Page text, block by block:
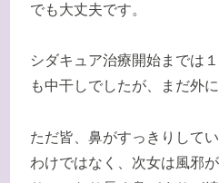
でも大丈夫です。
シダキュア治療開始までは
も中干しでしたが、まだ外
ただ皆、鼻がすっきりして
わけではなく、次女は風邪